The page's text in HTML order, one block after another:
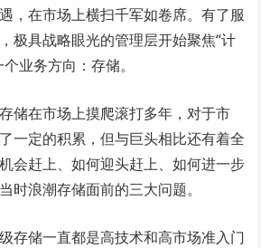
，在市场上横扫千军如卷席。有了服
极具战略眼光的管理层开始聚焦“计
业务方向：存储。
储在市场上摸爬滚打多年，对于市
一定的积累，但与巨头相比还有着全
会赶上、如何迎头赶上、如何进一步
时浪潮存储面前的三大问题。
存储一直都是高技术和高市场准入门